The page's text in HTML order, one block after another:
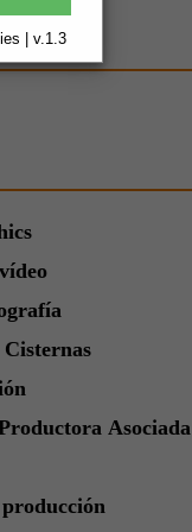
| v.1.3
Asociada